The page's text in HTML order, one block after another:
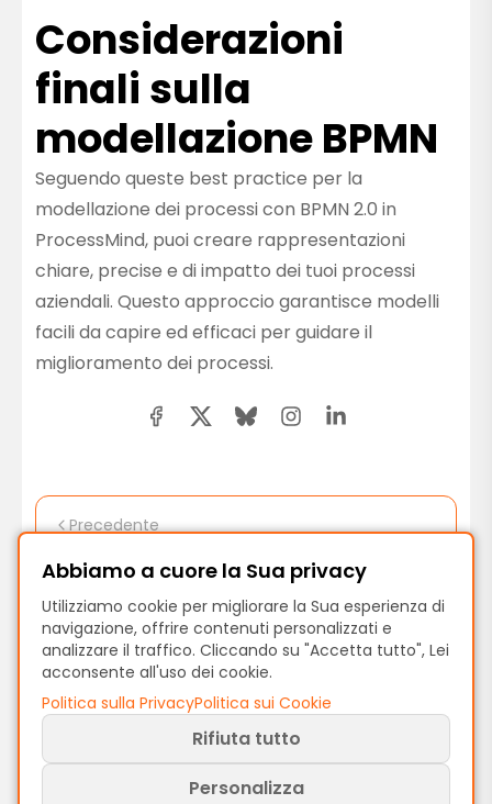
Considerazioni
finali sulla
modellazione BPMN
Seguendo queste best practice per la
modellazione dei processi con BPMN 2.0 in
ProcessMind, puoi creare rappresentazioni
chiare, precise e di impatto dei tuoi processi
aziendali. Questo approccio garantisce modelli
facili da capire ed efficaci per guidare il
miglioramento dei processi.
Precedente
Ottimali
Avanti
Come ottimizzare le performance su
ProcessMind
Abbiamo a cuore la Sua privacy
Utilizziamo cookie per migliorare la Sua esperienza di
navigazione, offrire contenuti personalizzati e
analizzare il traffico. Cliccando su "Accetta tutto", Lei
acconsente all'uso dei cookie.
Politica sulla PrivacyPolitica sui Cookie
Rifiuta tutto
Personalizza